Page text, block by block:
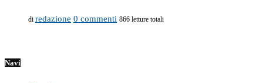
di redazione 0 commenti 866 letture totali
Navi